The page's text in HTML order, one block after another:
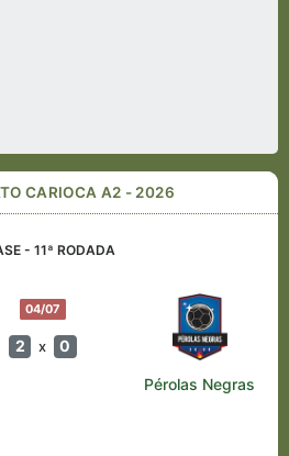
CARIOCA A2 - 2026
- 11ª RODADA
04/07
2 x 0
Pérolas Negras